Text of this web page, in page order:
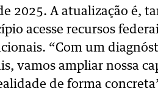
2025. A atualização é,
acesse recursos
“Com um
vamos ampliar nossa
de forma